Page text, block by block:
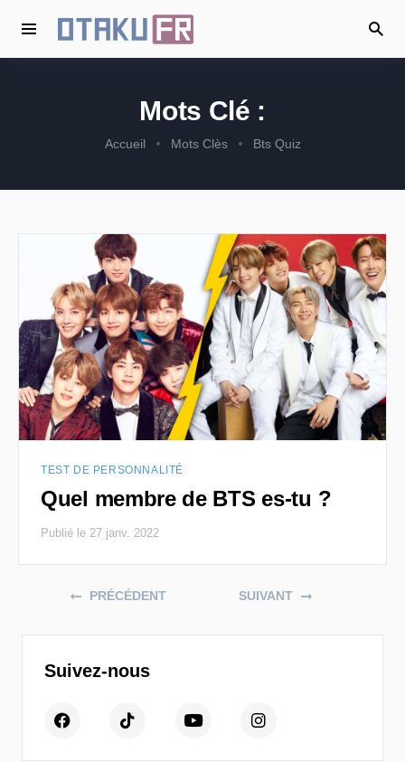
Mots Clé :
Accueil Mots Clès Bts Quiz
TEST DE PERSONNALITÉ
Quel membre de BTS es-tu ?
Publié le 27 janv. 2022
Posts navigation
PRÉCÉDENT SUIVANT
Suivez-nous